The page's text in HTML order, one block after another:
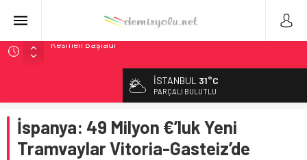
Malezya Havayolları, TGV ile 28 Fransız Şehrine Tek Bilet
ÖBB ve RFI’dan Brenner’da 15 Günlük Bakım: Tren Seferleri
NS, Temmuz 2026’dan İtibaren Koltukta Bagaja Kalıcı
Yasak, Ceza Yok
Madrid Atocha’da 56 Milyon Euro’luk Yenileme: Sol Tüneli
%33 Kapasite Artışı
İSTANBUL 31°C
PARÇALI BULUTLU
İspanya: 49 Milyon €’luk Yeni
Tramvaylar Vitoria-Gasteiz’de